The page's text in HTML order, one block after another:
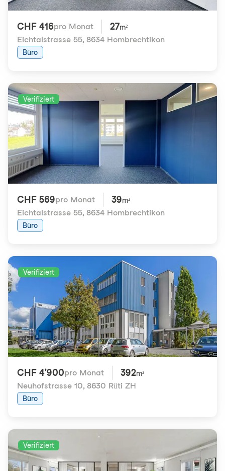
CHF 416pro Monat 27m²
Eichtalstrasse 55, 8634 Hombrechtikon
Büro
Verifiziert
CHF 569pro Monat 39m²
Eichtalstrasse 55, 8634 Hombrechtikon
Büro
Verifiziert
CHF 4'900pro Monat 392m²
Neuhofstrasse 10, 8630 Rüti ZH
Büro
Verifiziert